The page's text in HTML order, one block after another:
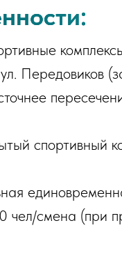
Передовиков
спортивный
чел/смена (при